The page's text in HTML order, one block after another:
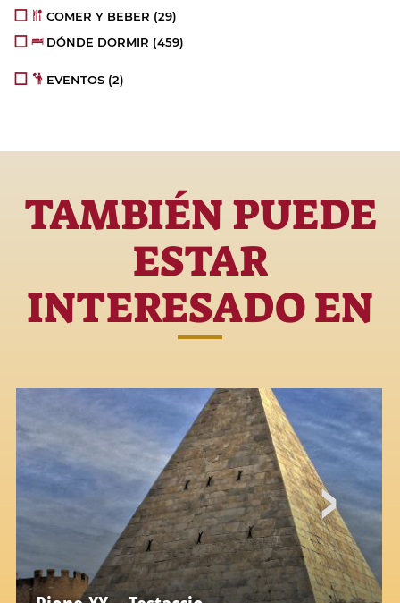
COMER Y BEBER (29)
DÓNDE DORMIR (459)
EVENTOS (2)
TAMBIÉN PUEDE
ESTAR
INTERESADO EN